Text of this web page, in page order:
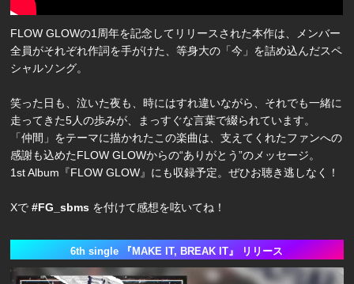
FLOW GLOWの1周年を記念してリリースされた本作は、メンバー
全員がそれぞれ作詞を手がけた、等身大の「今」を詰め込んだスペ
シャルソング。
笑った日も、泣いた夜も、時にはすれ違いながら、それでも一緒に
走ってきた5人の歩みが、まっすぐな言葉で綴られています。
「仲間」をテーマに描かれたこの楽曲は、支えてくれたファンへの
感謝も込めたFLOW GLOWからの“ありがとう”のメッセージ。
1st Album『FLOW GLOW』にも収録予定。ぜひお聴き逃しなく！
Xで#FG_sbms を付けて感想を呟いてね！
6th single 『MAKE IT, BREAK IT』 リリース